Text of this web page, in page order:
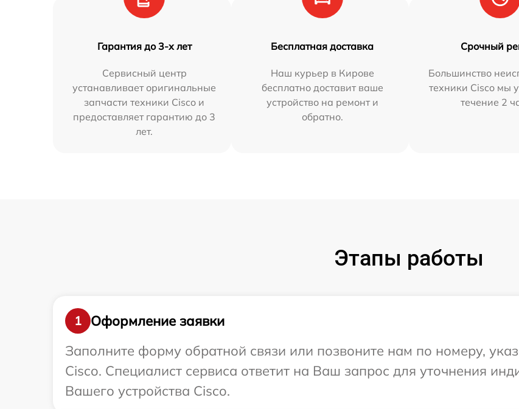
Гарантия до 3-х лет
Сервисный центр
устанавливает оригинальные
запчасти техники Cisco и
предоставляет гарантию до 3
лет.
Бесплатная доставка
Наш курьер в Кирове
бесплатно доставит ваше
устройство на ремонт и
обратно.
Срочный
Большинство
техники Cisco мы
течение 2
Этапы работы
1
Оформление заявки
Заполните форму обратной связи или позвоните нам по номеру,
Cisco. Специалист сервиса ответит на Ваш запрос для уточнения
Вашего устройства Cisco.